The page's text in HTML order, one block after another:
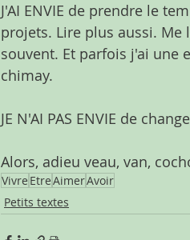
J'AI ENVIE de prendre le
projets. Lire plus aussi.
souvent. Et parfois j'ai une
chimay.
JE N'AI PAS ENVIE de
Alors, adieu veau, van,
Vivre EtreAimerAvoir
Petits textes